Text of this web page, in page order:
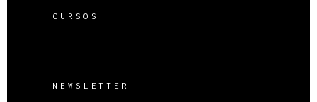
CURSOS
NEWSLETTER